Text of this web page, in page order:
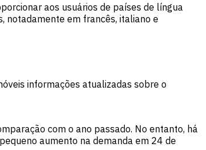
aos usuários de países de língua
notadamente em francês, italiano e
informações atualizadas sobre o
com o ano passado. No entanto, há
aumento na demanda em 24 de